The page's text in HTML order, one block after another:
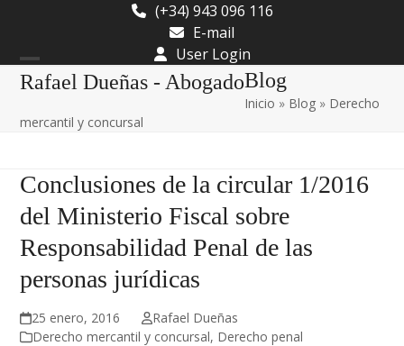
content
(+34) 943 096 116
E-mail
User Login
Rafael Dueñas - Abogado
Open
Close
Blog
Inicio » Blog » Derecho
mercantil y concursal
Conclusiones de la circular 1/2016
del Ministerio Fiscal sobre
Responsabilidad Penal de las
personas jurídicas
25 enero, 2016
Rafael Dueñas
Derecho mercantil y concursal, Derecho penal